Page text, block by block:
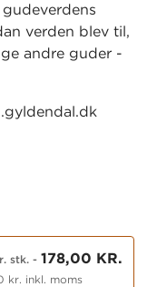
verden blev til,
andre guder -
stk.- 178,00 KR.
kr. inkl. moms